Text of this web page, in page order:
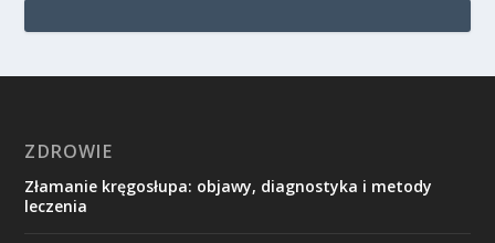
ZDROWIE
Złamanie kręgosłupa: objawy, diagnostyka i metody
leczenia